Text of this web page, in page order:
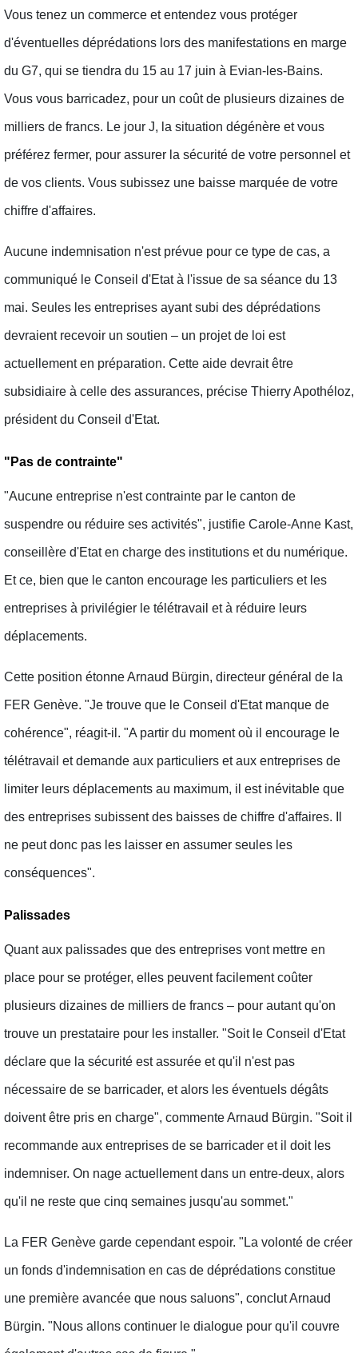
Vous tenez un commerce et entendez vous protéger
d'éventuelles déprédations lors des manifestations en marge
du G7, qui se tiendra du 15 au 17 juin à Evian-les-Bains.
Vous vous barricadez, pour un coût de plusieurs dizaines de
milliers de francs. Le jour J, la situation dégénère et vous
préférez fermer, pour assurer la sécurité de votre personnel et
de vos clients. Vous subissez une baisse marquée de votre
chiffre d'affaires.
Aucune indemnisation n'est prévue pour ce type de cas, a
communiqué le Conseil d'Etat à l'issue de sa séance du 13
mai. Seules les entreprises ayant subi des déprédations
devraient recevoir un soutien – un projet de loi est
actuellement en préparation. Cette aide devrait être
subsidiaire à celle des assurances, précise Thierry Apothéloz,
président du Conseil d'Etat.
"Pas de contrainte"
"Aucune entreprise n'est contrainte par le canton de
suspendre ou réduire ses activités", justifie Carole-Anne Kast,
conseillère d'Etat en charge des institutions et du numérique.
Et ce, bien que le canton encourage les particuliers et les
entreprises à privilégier le télétravail et à réduire leurs
déplacements.
Cette position étonne Arnaud Bürgin, directeur général de la
FER Genève. "Je trouve que le Conseil d'Etat manque de
cohérence", réagit-il. "A partir du moment où il encourage le
télétravail et demande aux particuliers et aux entreprises de
limiter leurs déplacements au maximum, il est inévitable que
des entreprises subissent des baisses de chiffre d'affaires. Il
ne peut donc pas les laisser en assumer seules les
conséquences".
Palissades
Quant aux palissades que des entreprises vont mettre en
place pour se protéger, elles peuvent facilement coûter
plusieurs dizaines de milliers de francs – pour autant qu'on
trouve un prestataire pour les installer. "Soit le Conseil d'Etat
déclare que la sécurité est assurée et qu'il n'est pas
nécessaire de se barricader, et alors les éventuels dégâts
doivent être pris en charge", commente Arnaud Bürgin. "Soit il
recommande aux entreprises de se barricader et il doit les
indemniser. On nage actuellement dans un entre-deux, alors
qu'il ne reste que cinq semaines jusqu'au sommet."
La FER Genève garde cependant espoir. "La volonté de créer
un fonds d'indemnisation en cas de déprédations constitue
une première avancée que nous saluons", conclut Arnaud
Bürgin. "Nous allons continuer le dialogue pour qu'il couvre